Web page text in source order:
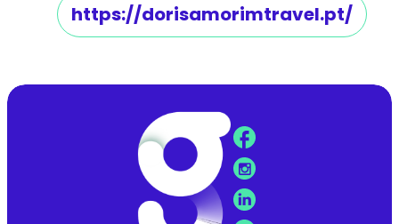
https://dorisamorimtravel.pt/